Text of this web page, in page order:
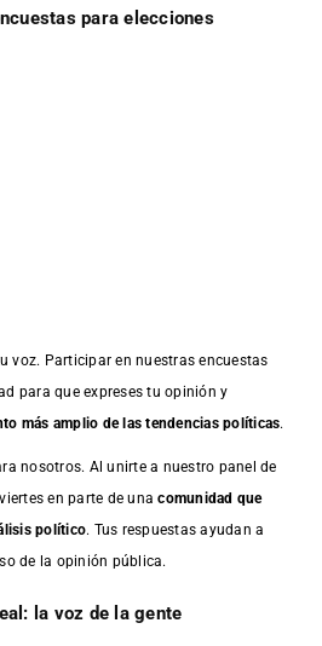
para elecciones
voz. Participar en nuestras encuestas
para que expreses tu opinión y
más amplio de las tendencias políticas.
nosotros. Al unirte a nuestro panel de
en parte de unacomunidad que
político. Tus respuestas ayudan a
de la opinión pública.
la voz de la gente